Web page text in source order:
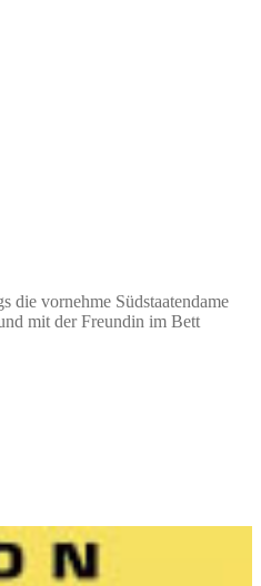
die vornehme Südstaatendame
mit der Freundin im Bett